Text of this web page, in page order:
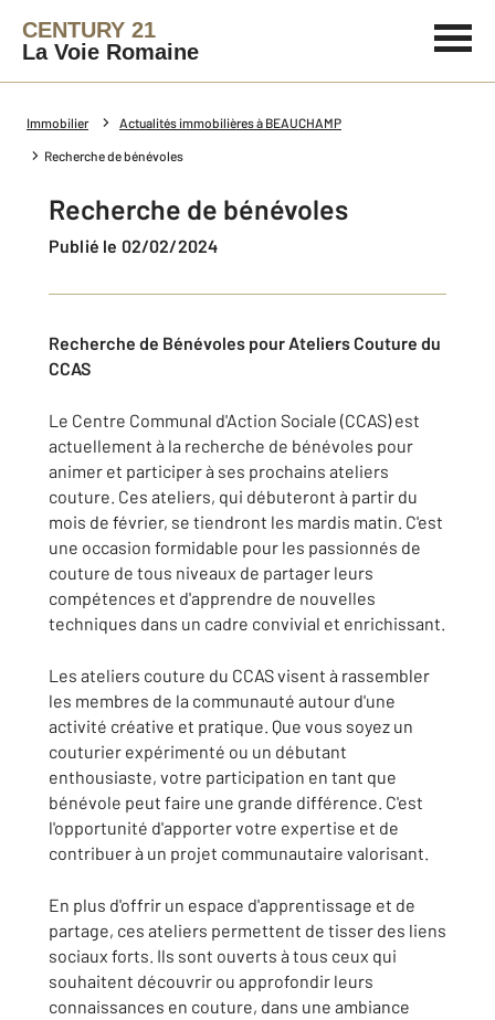
CENTURY 21
La Voie Romaine
Immobilier Actualités immobilières à BEAUCHAMP
Recherche de bénévoles
Recherche de bénévoles
Publié le 02/02/2024
Recherche de Bénévoles pour Ateliers Couture du
CCAS
Le Centre Communal d'Action Sociale (CCAS) est
actuellement à la recherche de bénévoles pour
animer et participer à ses prochains ateliers
couture. Ces ateliers, qui débuteront à partir du
mois de février, se tiendront les mardis matin. C'est
une occasion formidable pour les passionnés de
couture de tous niveaux de partager leurs
compétences et d'apprendre de nouvelles
techniques dans un cadre convivial et enrichissant.
Les ateliers couture du CCAS visent à rassembler
les membres de la communauté autour d'une
activité créative et pratique. Que vous soyez un
couturier expérimenté ou un débutant
enthousiaste, votre participation en tant que
bénévole peut faire une grande différence. C'est
l'opportunité d'apporter votre expertise et de
contribuer à un projet communautaire valorisant.
En plus d'offrir un espace d'apprentissage et de
partage, ces ateliers permettent de tisser des liens
sociaux forts. Ils sont ouverts à tous ceux qui
souhaitent découvrir ou approfondir leurs
connaissances en couture, dans une ambiance